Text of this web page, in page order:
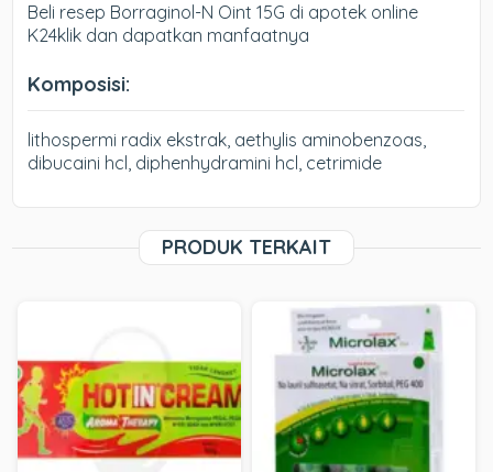
Beli resep Borraginol-N Oint 15G di apotek online
K24klik dan dapatkan manfaatnya
Komposisi:
lithospermi radix ekstrak, aethylis aminobenzoas,
dibucaini hcl, diphenhydramini hcl, cetrimide
PRODUK TERKAIT